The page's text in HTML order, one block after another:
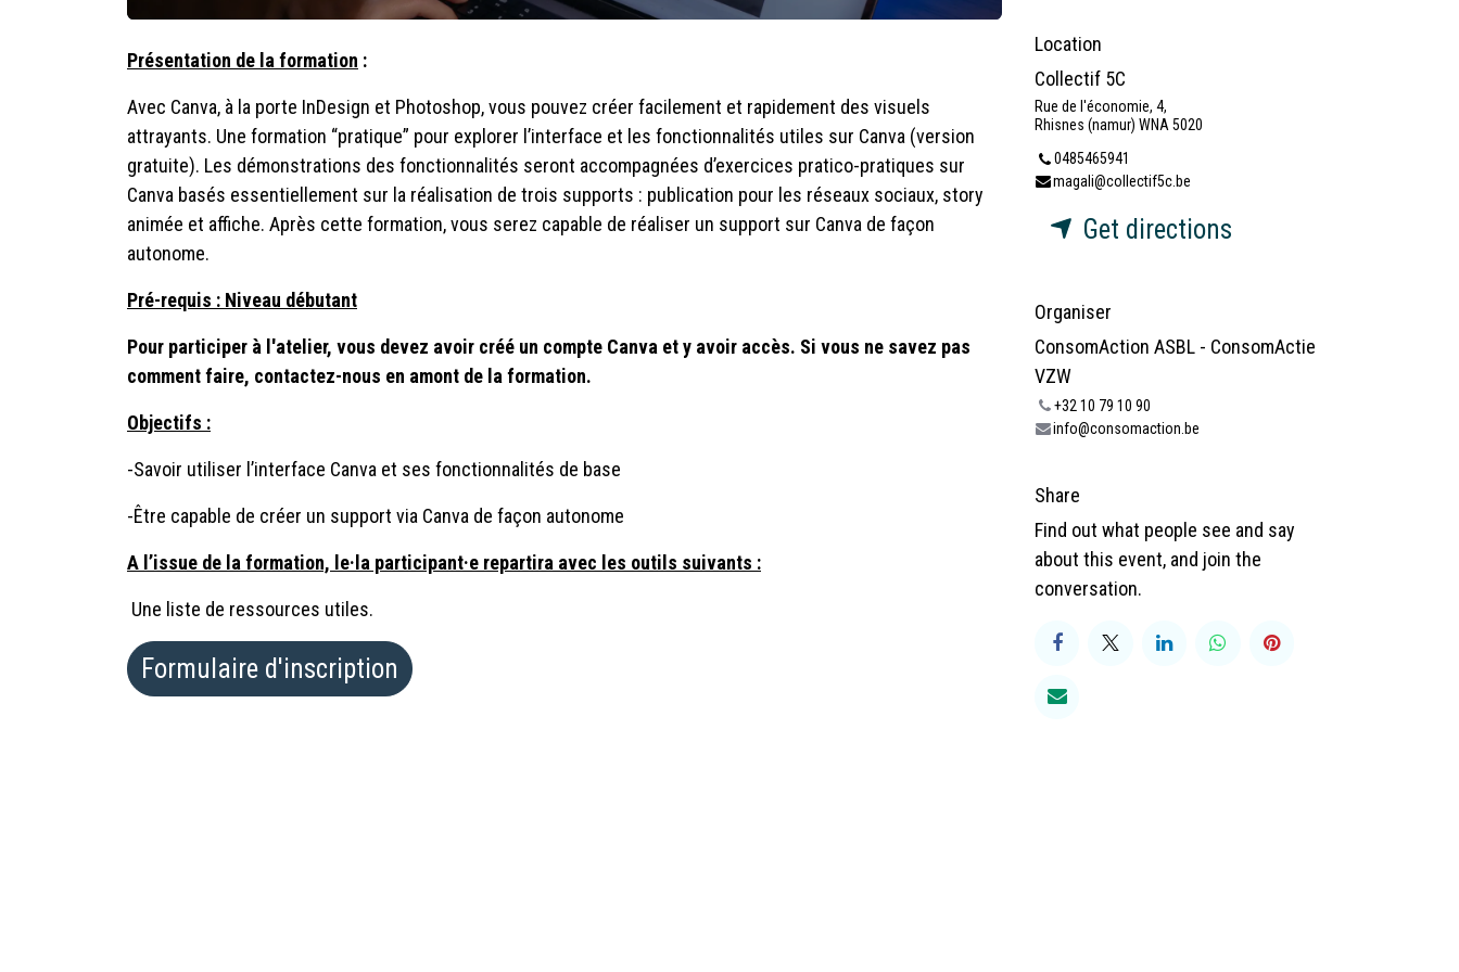
Présentation de la formation :
Avec Canva, à la porte InDesign et Photoshop, vous pouvez créer facilement et rapidement des visuels
attrayants. Une formation “pratique” pour explorer l’interface et les fonctionnalités utiles sur Canva (version
gratuite). Les démonstrations des fonctionnalités seront accompagnées d’exercices pratico-pratiques sur
Canva basés essentiellement sur la réalisation de trois supports : publication pour les réseaux sociaux, story
animée et affiche. Après cette formation, vous serez capable de réaliser un support sur Canva de façon
autonome.
Pré-requis : Niveau débutant
Pour participer à l'atelier, vous devez avoir créé un compte Canva et y avoir accès. Si vous ne savez pas
comment faire, contactez-nous en amont de la formation.
Objectifs :
-Savoir utiliser l’interface Canva et ses fonctionnalités de base
-Être capable de créer un support via Canva de façon autonome
A l’issue de la formation, le·la participant·e repartira avec les outils suivants :
Une liste de ressources utiles.
Formulaire d'inscription
Location
Collectif 5C
Rue de l'économie, 4,
Rhisnes (namur) WNA 5020
0485465941
magali@collectif5c.be
Get directions
Organiser
ConsomAction ASBL - ConsomActie
VZW
+32 10 79 10 90
info@consomaction.be
Share
Find out what people see and say
about this event, and join the
conversation.